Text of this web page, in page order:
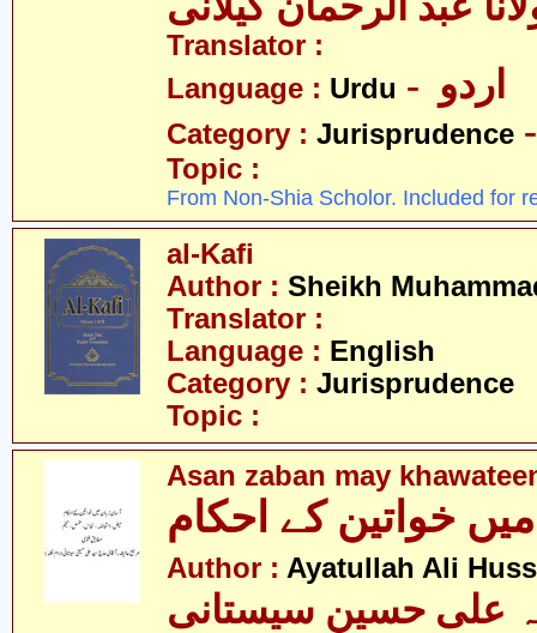
Translator :
Language : Urdu
Category : Jurisprudence
Topic :
From Non-Shia Scholor. Included for
al-Kafi
Author : Sheikh
Translator :
Language : English
Category : Jurisprudence
Topic :
Asan zaban may
خواتین کے احکام
Author : Ayatullah Ali
علی حسین سیستانی